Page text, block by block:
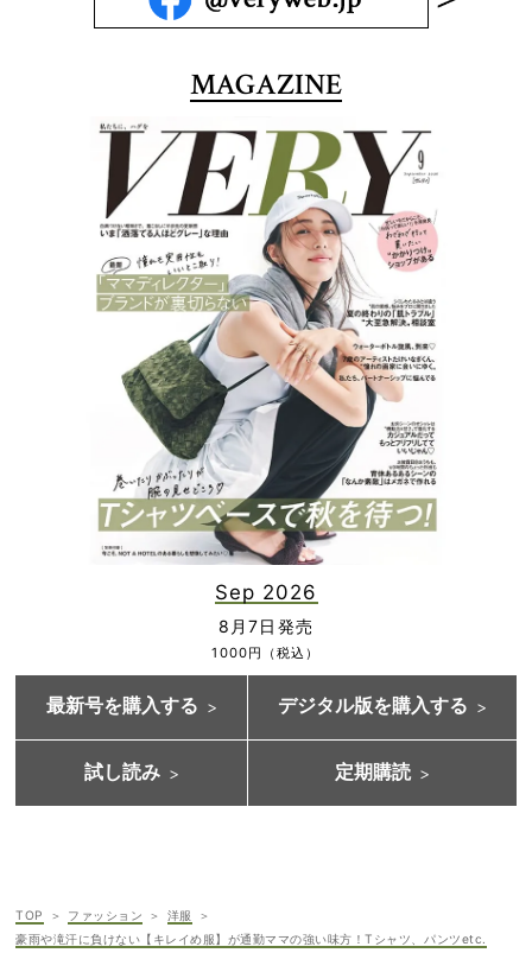
MAGAZINE
Sep 2026
8月7日発売
1000円（税込）
最新号を購入する デジタル版を購入する
試し読み 定期購読
TOP ファッション
洋服
豪雨や滝汗に負けない【キレイめ服】が通勤ママの強い味方！Tシャツ、パンツetc.